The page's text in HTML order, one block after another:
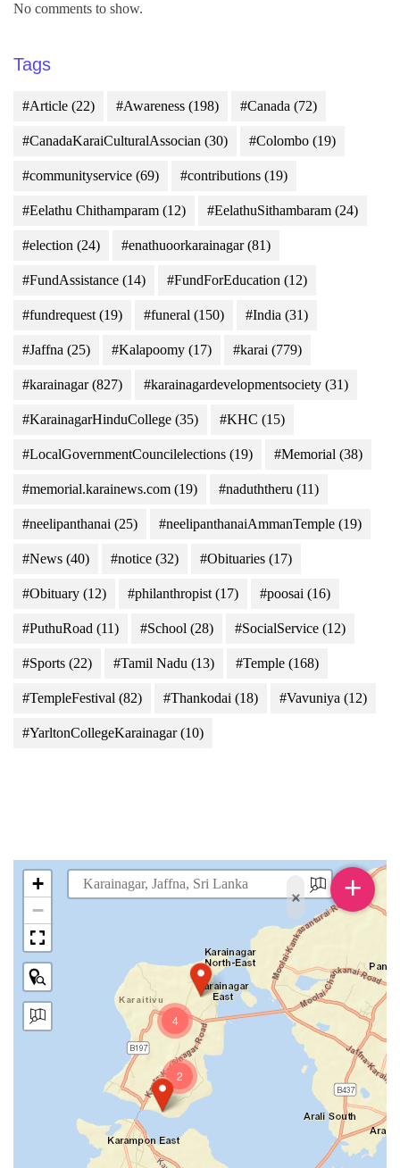
No comments to show.
Tags
#Article (22) #Awareness (198) #Canada (72)
#CanadaKaraiCulturalAssocian (30) #Colombo (19)
#communityservice (69) #contributions (19)
#Eelathu Chithamparam (12) #EelathuSithambaram (24)
#election (24) #enathuoorkarainagar(81)
#FundAssistance (14) #FundForEducation (12)
#fundrequest (19) #funeral (150) #India (31)
#Jaffna (25) #Kalapoomy (17) #karai (779)
#karainagar(827) #karainagardevelopmentsociety (31)
#KarainagarHinduCollege (35) #KHC (15)
#LocalGovernmentCouncilelections (19) #Memorial (38)
#memorial.karainews.com (19) #naduththeru (11)
#neelipanthanai (25) #neelipanthanaiAmmanTemple (19)
#News (40) #notice (32) #Obituaries (17)
#Obituary (12) #philanthropist (17) #poosai (16)
#PuthuRoad (11) #School (28) #SocialService (12)
#Sports (22) #Tamil Nadu (13) #Temple (168)
#TempleFestival (82) #Thankodai (18) #Vavuniya (12)
#YarltonCollegeKarainagar(10)
4
2
+
−
× +